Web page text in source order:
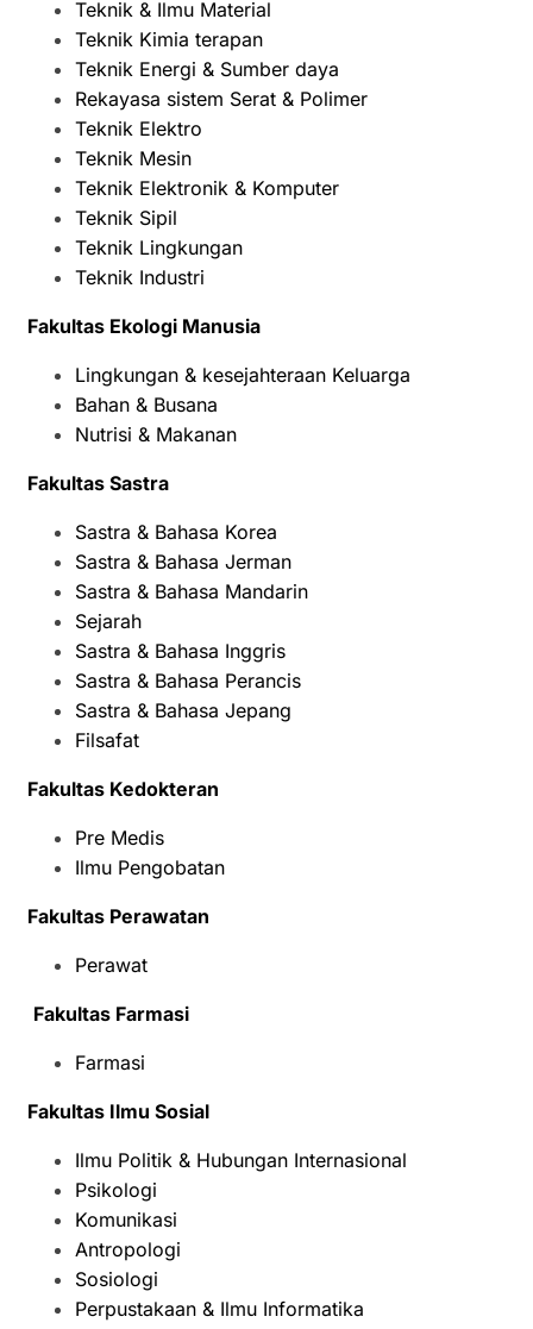
Teknik & Ilmu Material
Teknik Kimia terapan
Teknik Energi & Sumber daya
Rekayasa sistem Serat & Polimer
Teknik Elektro
Teknik Mesin
Teknik Elektronik & Komputer
Teknik Sipil
Teknik Lingkungan
Teknik Industri
Fakultas Ekologi Manusia
Lingkungan & kesejahteraan Keluarga
Bahan & Busana
Nutrisi & Makanan
Fakultas Sastra
Sastra & Bahasa Korea
Sastra & Bahasa Jerman
Sastra & Bahasa Mandarin
Sejarah
Sastra & Bahasa Inggris
Sastra & Bahasa Perancis
Sastra & Bahasa Jepang
Filsafat
Fakultas Kedokteran
Pre Medis
Ilmu Pengobatan
Fakultas Perawatan
Perawat
Fakultas Farmasi
Farmasi
Fakultas Ilmu Sosial
Ilmu Politik & Hubungan Internasional
Psikologi
Komunikasi
Antropologi
Sosiologi
Perpustakaan & Ilmu Informatika